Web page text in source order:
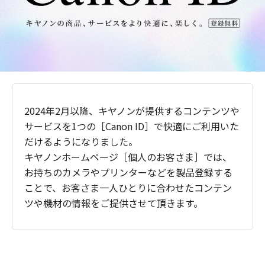
2024年2月以降、キヤノンが提供するコンテンツや
サービスを1つの［Canon ID］で快適にご利用いた
だけるようになりました。
キヤノンホームページ［個人のお客さま］では、
お持ちのカメラやプリンターなどを製品登録する
ことで、お客さま一人ひとりに合わせたコンテン
ツや機材の情報をご提供させて頂きます。